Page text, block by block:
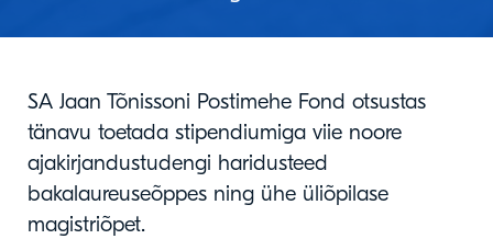
SA Jaan Tõnissoni Postimehe Fond otsustas
tänavu toetada stipendiumiga viie noore
ajakirjandustudengi haridusteed
bakalaureuseõppes ning ühe üliõpilase
magistriõpet.